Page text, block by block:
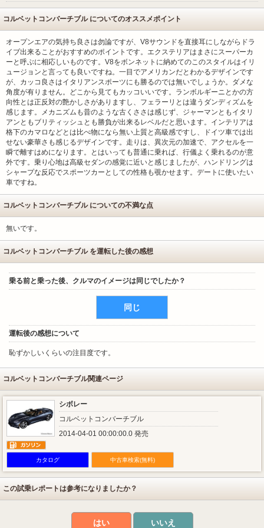
コルベットコンバーチブル についてのオススメポイント
オープンエアの気持ち良さは勿論ですが、V8サウンドを直接耳にしながらドラ
イブ出来ることがおすすめのポイントです。エクステリアはまさにスーパーカ
ーと呼ぶに相応しいものです。V8をボンネットに納めてのこのスタイルはイリ
ュージョンと言っても良いですね。一目でアメリカンだとわかるデザインです
が、カッコ良さはイタリアンスポーツにも勝るのでは無いでしょうか。ダメな
角度が有りません。どこから見てもカッコいいです。ランボルギーニとかの方
向性とは正反対の艶かしさがありますし、フェラーリとは違うダンディズムを
感じます。メカニズムも昔のような古くささは感じず、ジャーマンともイタリ
アンともブリティッシュとも勝負が出来るレベルだと思います。インテリアは
格下のカマロなどとは比べ物になら無い上質と高級感ですし、ドイツ車では出
せない豪華さも感じるデザインです。走りは、異次元の加速で、アクセルを一
瞬で離すはめになります。とはいっても普通に乗れば、行儀よく乗れるのが意
外です。乗り心地は高級セダンの感覚に近いと感じましたが、ハンドリングは
シャープな反応でスポーツカーとしての性格も覗かせます。デートに使いたい
車ですね。
コルベットコンバーチブル についての不満な点
無いです。
コルベットコンバーチブル を運転した後の感想
乗る前と乗った後、クルマのイメージは同じでしたか？
同じ
運転後の感想について
恥ずかしいくらいの注目度です。
コルベットコンバーチブル関連ページ
シボレー
コルベットコンバーチブル
2014-04-01 00:00:00.0 発売
カタログ 中古車検索(無料)
この試乗レポートは参考になりましたか？
はい いいえ